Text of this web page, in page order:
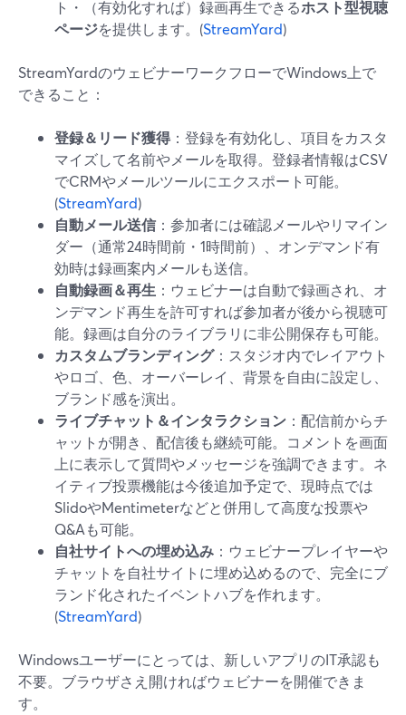
ト・（有効化すれば）録画再生できるホスト型視聴
ページを提供します。(StreamYard)
StreamYardのウェビナーワークフローでWindows上で
できること：
登録＆リード獲得：登録を有効化し、項目をカスタ
マイズして名前やメールを取得。登録者情報はCSV
でCRMやメールツールにエクスポート可能。
(StreamYard)
自動メール送信 ：参加者には確認メールやリマイン
ダー（通常24時間前・1時間前）、オンデマンド有
効時は録画案内メールも送信。
自動録画＆再生 ：ウェビナーは自動で録画され、オ
ンデマンド再生を許可すれば参加者が後から視聴可
能。録画は自分のライブラリに非公開保存も可能。
カスタムブランディング：スタジオ内でレイアウト
やロゴ、色、オーバーレイ、背景を自由に設定し、
ブランド感を演出。
ライブチャット＆インタラクション ：配信前からチ
ャットが開き、配信後も継続可能。コメントを画面
上に表示して質問やメッセージを強調できます。ネ
イティブ投票機能は今後追加予定で、現時点では
SlidoやMentimeterなどと併用して高度な投票や
Q&Aも可能。
自社サイトへの埋め込み ：ウェビナープレイヤーや
チャットを自社サイトに埋め込めるので、完全にブ
ランド化されたイベントハブを作れます。
(StreamYard)
Windowsユーザーにとっては、新しいアプリのIT承認も
不要。ブラウザさえ開ければウェビナーを開催できま
す。